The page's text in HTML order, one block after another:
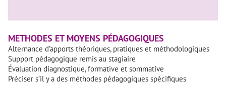
METHODES ET MOYENS PÉDAGOGIQUES
Alternance d’apports théoriques, pratiques et méthodologiques
Support pédagogique remis au stagiaire
Évaluation diagnostique, formative et sommative
Préciser s’il y a des méthodes pédagogiques spécifiques